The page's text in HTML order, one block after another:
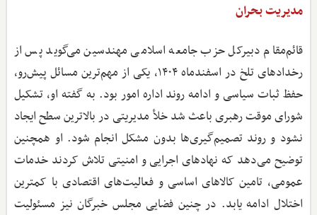
مدیریت بحران
قائم‌مقام دبیرکل حزب جامعه اسلامی مهندسین می‌گوید پس از
رخدادهای تلخ در اسفندماه ۱۴۰۴، یکی از مهم‌ترین مسائل پیش‌رو،
حفظ ثبات سیاسی و ادامه روند اداره امور بود. به گفته او، تشکیل
شورای موقت رهبری باعث شد خلأ مدیریتی در بالاترین سطح ایجاد
نشود و روند تصمیم‌گیری‌ها بدون مشکل انجام شود. او همچنین
توضیح می‌دهد که نهادهای اجرایی و امنیتی تلاش کردند خدمات
عمومی، تامین کالاهای اساسی و فعالیت‌های اقتصادی با کمترین
اختلال ادامه یابد. در چنین فضایی مجلس خبرگان نیز مسئولیت